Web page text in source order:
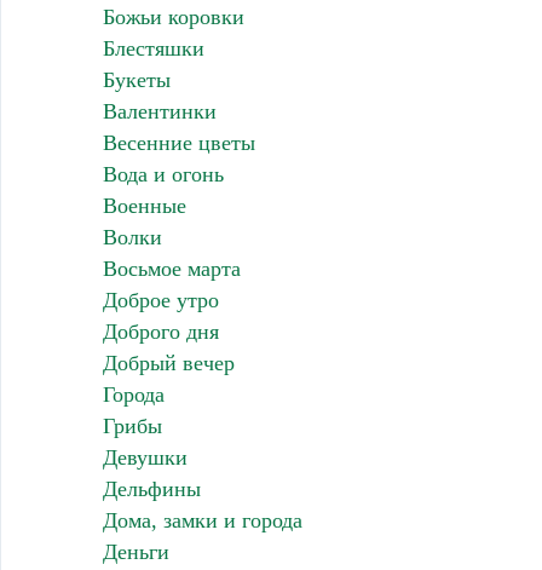
Божьи коровки
Блестяшки
Букеты
Валентинки
Весенние цветы
Вода и огонь
Военные
Волки
Восьмое марта
Доброе утро
Доброго дня
Добрый вечер
Города
Грибы
Девушки
Дельфины
Дома, замки и города
Деньги